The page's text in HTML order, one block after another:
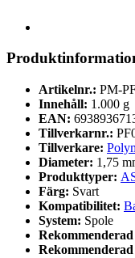
Artikelnr.: PM-
Innehåll: 1.000 g
EAN:
Tillverkarnr.:
Tillverkare:
Diameter: 1,75
Produkttyper:
Färg: Svart
Kompatibilitet:
System: Spole